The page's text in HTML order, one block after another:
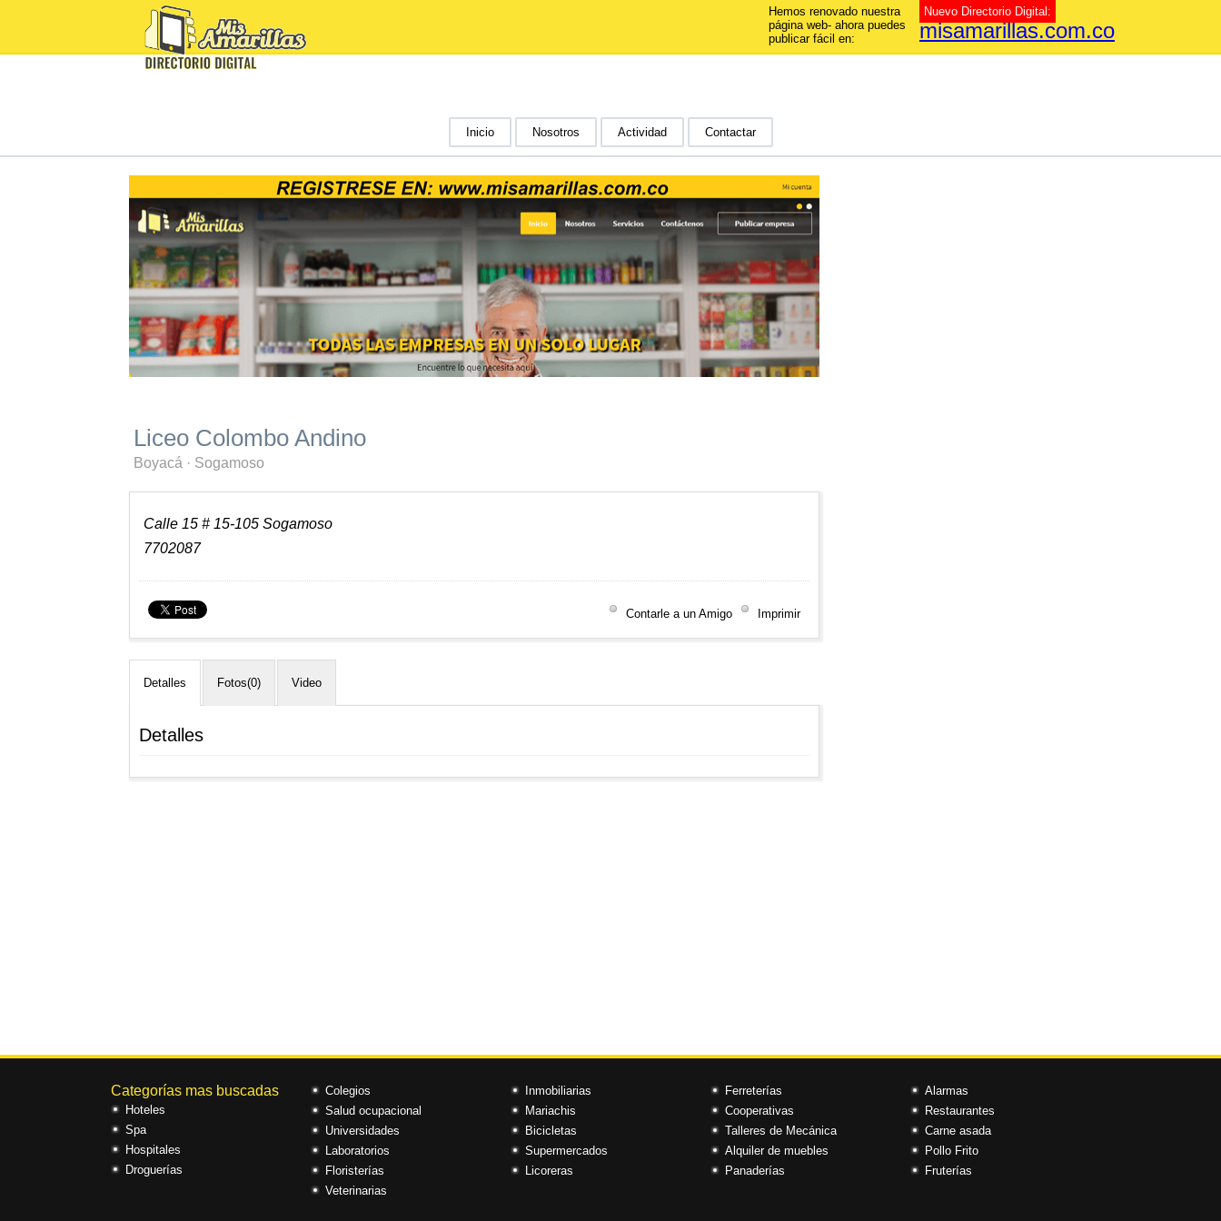
Hemos renovado nuestra
página web- ahora puedes
publicar fácil en:
Nuevo Directorio Digital:
misamarillas.com.co
Inicio Nosotros Actividad Contactar
Liceo Colombo Andino
Boyacá · Sogamoso
Calle 15 # 15-105 Sogamoso
7702087
Contarle a un Amigo Imprimir
Detalles Fotos(0) Video
Detalles
Categorías mas buscadas
Hoteles
Spa
Hospitales
Droguerías
Colegios
Salud ocupacional
Universidades
Laboratorios
Floristerías
Veterinarias
Inmobiliarias
Mariachis
Bicicletas
Supermercados
Licoreras
Ferreterías
Cooperativas
Talleres de Mecánica
Alquiler de muebles
Panaderías
Alarmas
Restaurantes
Carne asada
Pollo Frito
Fruterías